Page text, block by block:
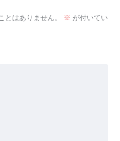
とはありません。 ※ が付いてい